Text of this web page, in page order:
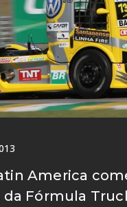
America
Fórmula